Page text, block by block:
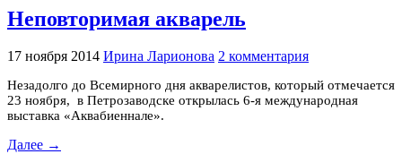
Неповторимая акварель
17 ноября 2014 Ирина Ларионова 2 комментария
Незадолго до Всемирного дня акварелистов, который отмечается
23 ноября, в Петрозаводске открылась 6-я международная
выставка «Аквабиеннале».
Далее →